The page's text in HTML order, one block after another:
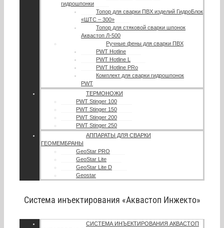
гидрошпонки
Топор для сварки ПВХ изделий ГидроБлок
«ШТС – 300»
Топор для стяковой сварки шпонок
Аквастоп Л-500
Ручные фены для сварки ПВХ
PWT Hotline
PWT Hotline L
PWT Hotline PRo
Комплект для сварки гидрошпонок
PWT
ТЕРМОНОЖИ
PWT Stinger 100
PWT Stinger 150
PWT Stinger 200
PWT Stinger 250
АППАРАТЫ ДЛЯ СВАРКИ
ГЕОМЕМБРАНЫ
GeoStar PRO
GeoStar Lite
GeoStar Lite D
Geostar
Система инъектирования «Аквастоп Инжекто»
СИСТЕМА ИНЪЕКТИРОВАНИЯ АКВАСТОП